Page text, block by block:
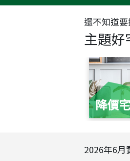
還不知道
主題好
降價宅
2026年6月